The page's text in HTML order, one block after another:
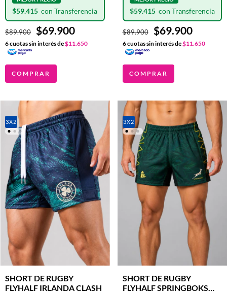
$89.900 $69.900
$59.415
6cuotas sin interés de$11.650
COMPRAR
$89.900 $69.900
$59.415
6cuotas sin interés de$11.650
COMPRAR
3X2
SHORT DE RUGBY
FLYHALF IRLANDA CLASH
3X2
SHORT DE RUGBY
FLYHALF SPRINGBOKS